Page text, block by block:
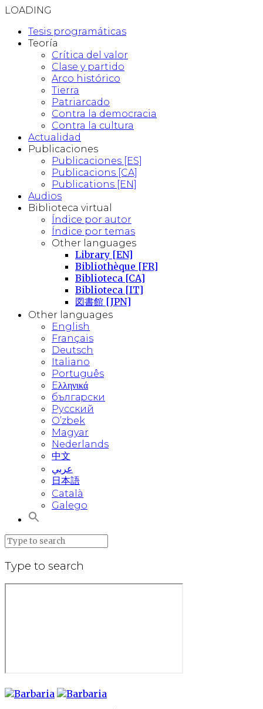
LOADING
Tesis programáticas
Teoría
Crítica del valor
Clase y partido
Arco histórico
Tierra
Patriarcado
Contra la democracia
Contra la cultura
Actualidad
Publicaciones
Publicaciones [ES]
Publicacions [CA]
Publications [EN]
Audios
Biblioteca virtual
Índice por autor
Índice por temas
Other languages
Library [EN]
Bibliothèque [FR]
Biblioteca [CA]
Biblioteca [IT]
図書館 [JPN]
Other languages
English
Français
Deutsch
Italiano
Português
Eλληνικά
български
Русский
O’zbek
Magyar
Nederlands
中文
عربي
日本語
Català
Galego
Type to search